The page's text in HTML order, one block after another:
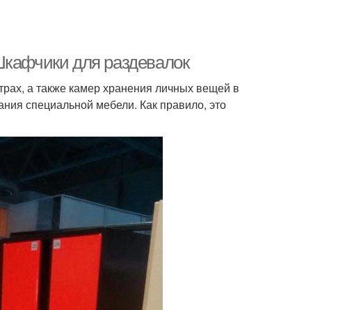
для раздевалок
а также камер хранения личных вещей в
специальной мебели. Как правило, это